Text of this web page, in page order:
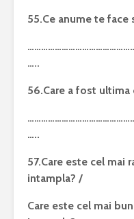
55.Ce anume te face
…..
56.Care a fost
…..
57.Care este cel mai
intampla? /
Care este cel mai